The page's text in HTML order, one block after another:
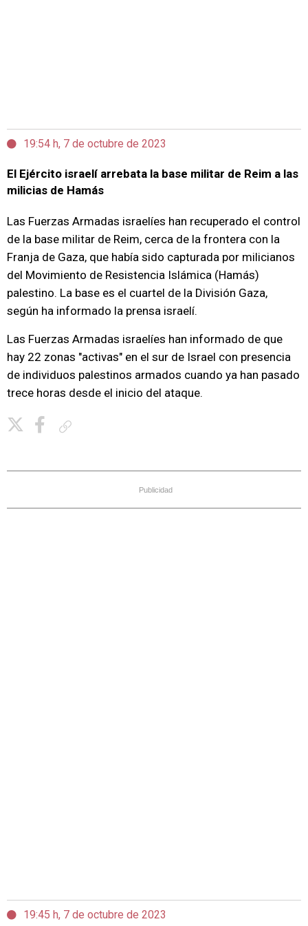
19:54 h, 7 de octubre de 2023
El Ejército israelí arrebata la base militar de Reim a las
milicias de Hamás
Las Fuerzas Armadas israelíes han recuperado el control
de la base militar de Reim, cerca de la frontera con la
Franja de Gaza, que había sido capturada por milicianos
del Movimiento de Resistencia Islámica (Hamás)
palestino. La base es el cuartel de la División Gaza,
según ha informado la prensa israelí.
Las Fuerzas Armadas israelíes han informado de que
hay 22 zonas "activas" en el sur de Israel con presencia
de individuos palestinos armados cuando ya han pasado
trece horas desde el inicio del ataque.
Publicidad
19:45 h, 7 de octubre de 2023